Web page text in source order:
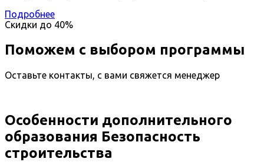
Подробнее
Скидки до 40%
Поможем с выбором программы
Оставьте контакты, с вами свяжется менеджер
Особенности дополнительного
образования Безопасность
строительства